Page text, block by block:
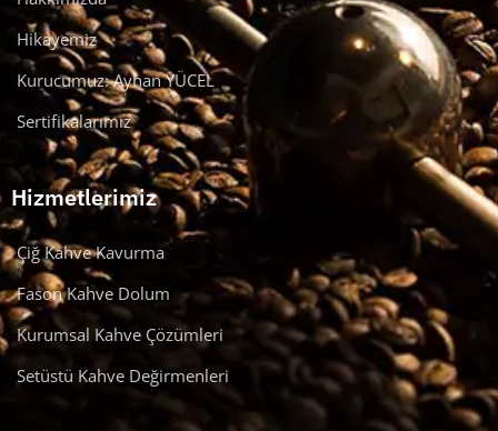
Hikayemiz
Kurucumuz: Ayhan YÜCEL
Sertifikalarımız
Hizmetlerimiz
Çiğ Kahve Kavurma
Fason Kahve Dolum
Kurumsal Kahve Çözümleri
Setüstü Kahve Değirmenleri